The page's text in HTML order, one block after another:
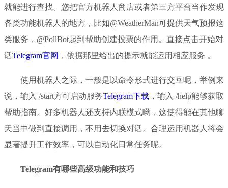
就能进行查找。您把官方机器人商店或者第三方平台当作发现
各类功能机器人的地方，比如@WeatherMan可提供天气预报这
类服务，@PollBot起到帮助创建投票的作用。直接点击开始对
话Telegram官网 ，依据那里给出的提示就能运用相应服务 。
使用机器人之际，一般是以命令形式进行交互呢，举例来
说，输入 /start方可启动服务Telegram下载 ，输入 /help能够获取
帮助指南。好多机器人还支持内联模式哟，这使得能在其他聊
天当中做到直接调用，不用去切换对话。合理运用机器人将会
显著提升工作效率，可以自动化日常任务呢。
Telegram有哪些高级功能和技巧